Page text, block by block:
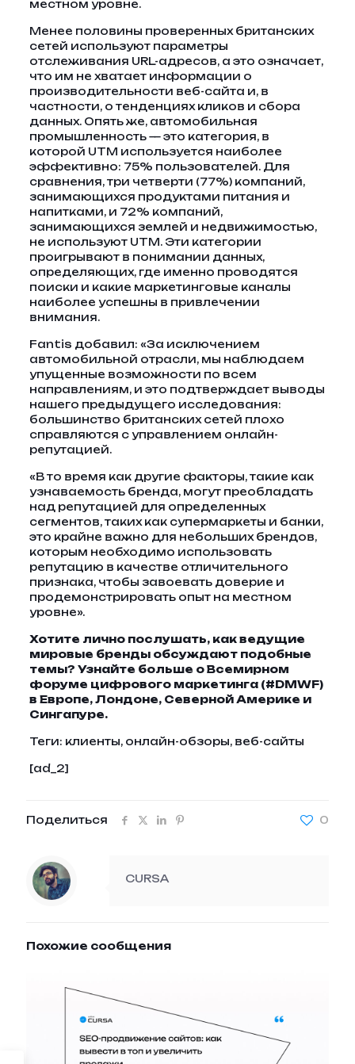
местном уровне.
Менее половины проверенных британских
сетей используют параметры
отслеживания URL-адресов, а это означает,
что им не хватает информации о
производительности веб-сайта и, в
частности, о тенденциях кликов и сбора
данных. Опять же, автомобильная
промышленность — это категория, в
которой UTM используется наиболее
эффективно: 75% пользователей. Для
сравнения, три четверти (77%) компаний,
занимающихся продуктами питания и
напитками, и 72% компаний,
занимающихся землей и недвижимостью,
не используют UTM. Эти категории
проигрывают в понимании данных,
определяющих, где именно проводятся
поиски и какие маркетинговые каналы
наиболее успешны в привлечении
внимания.
Fantis добавил: «За исключением
автомобильной отрасли, мы наблюдаем
упущенные возможности по всем
направлениям, и это подтверждает выводы
нашего предыдущего исследования:
большинство британских сетей плохо
справляются с управлением онлайн-
репутацией.
«В то время как другие факторы, такие как
узнаваемость бренда, могут преобладать
над репутацией для определенных
сегментов, таких как супермаркеты и банки,
это крайне важно для небольших брендов,
которым необходимо использовать
репутацию в качестве отличительного
признака, чтобы завоевать доверие и
продемонстрировать опыт на местном
уровне».
Хотите лично послушать, как ведущие
мировые бренды обсуждают подобные
темы? Узнайте больше о Всемирном
форуме цифрового маркетинга (#DMWF)
в Европе, Лондоне, Северной Америке и
Сингапуре.
Теги: клиенты, онлайн-обзоры, веб-сайты
[ad_2]
Поделиться 0
CURSA
Похожие сообщения